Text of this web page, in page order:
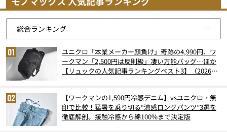
ユニクロ「本業メーカー顔負け」奇跡の4,990円、ワ
ークマン「2,500円は反則級」凄い万能バッグ…ほか
【リュックの人気記事ランキングベスト3】（2026年
【ワークマンの1,590円冷感デニム】vsユニクロ・無
印で比較！猛暑を乗り切る“涼感ロングパンツ”3選を
徹底解剖。接触冷感から綿100%まで決定版